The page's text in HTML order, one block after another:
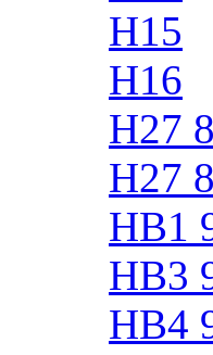
H15
H16
H27
H27
HB1
HB3
HB4